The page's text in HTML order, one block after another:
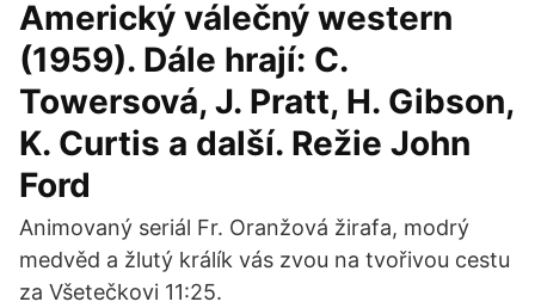
Americký válečný western
(1959). Dále hrají: C.
Towersová, J. Pratt, H. Gibson,
K. Curtis a další. Režie John
Ford
Animovaný seriál Fr. Oranžová žirafa, modrý
medvěd a žlutý králík vás zvou na tvořivou cestu
za Všetečkovi 11:25.